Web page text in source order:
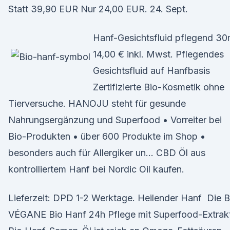
Statt 39,90 EUR Nur 24,00 EUR. 24. Sept.
Hanf-Gesichtsfluid pflegend
14,00 € inkl. Mwst. Pflegendes
Gesichtsfluid auf Hanfbasis
Zertifizierte Bio-Kosmetik ohne
Tierversuche. HANOJU steht für gesunde
Nahrungsergänzung und Superfood • Vorreiter bei
Bio-Produkten • über 600 Produkte im Shop •
besonders auch für Allergiker un… CBD Öl aus
kontrolliertem Hanf bei Nordic Oil kaufen.
Lieferzeit: DPD 1-2 Werktage. Heilender Hanf Die
VÉGANE Bio Hanf 24h Pflege mit Superfood-